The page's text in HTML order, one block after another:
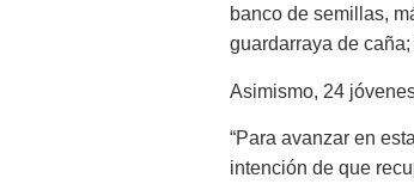
banco de semillas,
guardarraya de
Asimismo, 24
“Para avanzar en
intención de que